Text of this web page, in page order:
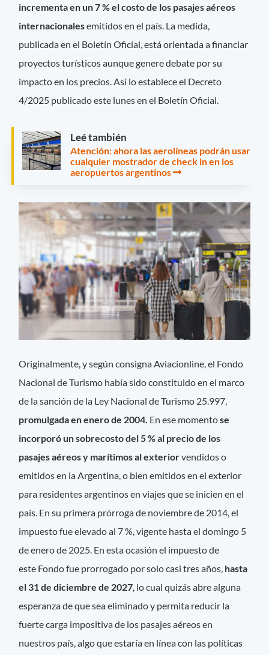
incrementa en un 7 % el costo de los pasajes aéreos
internacionalesemitidos en el país. La medida,
publicada en el Boletín Oficial, está orientada a financiar
proyectos turísticos aunque genere debate por su
impacto en los precios. Así lo establece el Decreto
4/2025 publicado este lunes en el Boletín Oficial.
Leé también
Atención: ahora las aerolíneas podrán usar
cualquier mostrador de check in en los
aeropuertos argentinos
Originalmente, y según consigna Aviacionline, el Fondo
Nacional de Turismo había sido constituido en el marco
de la sanción de la Ley Nacional de Turismo 25.997,
promulgada en enero de 2004. En ese momentose
incorporó un sobrecosto del 5 % al precio de los
pasajes aéreos y marítimos al exteriorvendidos o
emitidos en la Argentina, o bien emitidos en el exterior
para residentes argentinos en viajes que se inicien en el
país. En su primera prórroga de noviembre de 2014, el
impuesto fue elevado al 7 %, vigente hasta el domingo 5
de enero de 2025. En esta ocasión el impuesto de
este Fondo fue prorrogado por solo casi tres años, hasta
el 31 de diciembre de 2027, lo cual quizás abre alguna
esperanza de que sea eliminado y permita reducir la
fuerte carga impositiva de los pasajes aéreos en
nuestros país, algo que estaría en línea con las políticas